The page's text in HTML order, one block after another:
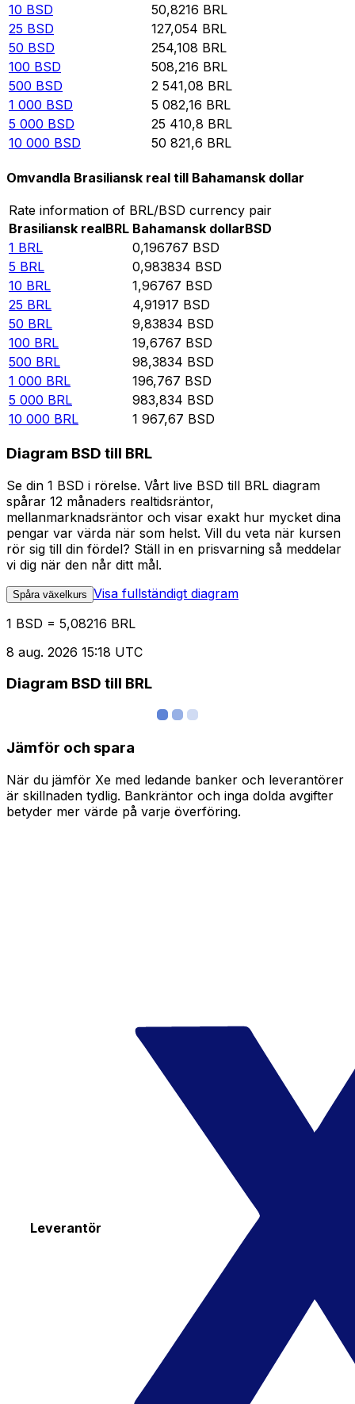
10 BSD 50,8216 BRL
25 BSD 127,054 BRL
50 BSD 254,108 BRL
100 BSD 508,216 BRL
500 BSD 2 541,08 BRL
1 000 BSD 5 082,16 BRL
5 000 BSD 25 410,8 BRL
10 000 BSD 50 821,6 BRL
Omvandla Brasiliansk real till Bahamansk dollar
Rate information of BRL/BSD currency pair
Brasiliansk realBRL Bahamansk dollarBSD
1 BRL 0,196767 BSD
5 BRL 0,983834 BSD
10 BRL 1,96767 BSD
25 BRL 4,91917 BSD
50 BRL 9,83834 BSD
100 BRL 19,6767 BSD
500 BRL 98,3834 BSD
1 000 BRL 196,767 BSD
5 000 BRL 983,834 BSD
10 000 BRL 1 967,67 BSD
Diagram BSD till BRL
Se din 1 BSD i rörelse. Vårt live BSD till BRL diagram
spårar 12 månaders realtidsräntor,
mellanmarknadsräntor och visar exakt hur mycket dina
pengar var värda när som helst. Vill du veta när kursen
rör sig till din fördel? Ställ in en prisvarning så meddelar
vi dig när den når ditt mål.
Spåra växelkurs Visa fullständigt diagram
1 BSD = 5,08216 BRL
8 aug. 2026 15:18 UTC
Diagram BSD till BRL
Jämför och spara
När du jämför Xe med ledande banker och leverantörer
är skillnaden tydlig. Bankräntor och inga dolda avgifter
betyder mer värde på varje överföring.
Leverantör